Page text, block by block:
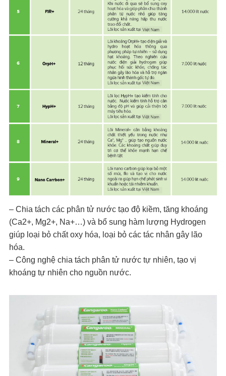
– Chia tách các phân tử nước tạo độ kiềm, tăng khoáng
(Ca2+, Mg2+, Na+…) và bổ sung hàm lượng Hydrogen
giúp loại bỏ chất oxy hóa, loại bỏ các tác nhân gây lão
hóa.
– Công nghệ chia tách phân tử nước tự nhiên, tạo vị
khoáng tự nhiên cho nguồn nước.